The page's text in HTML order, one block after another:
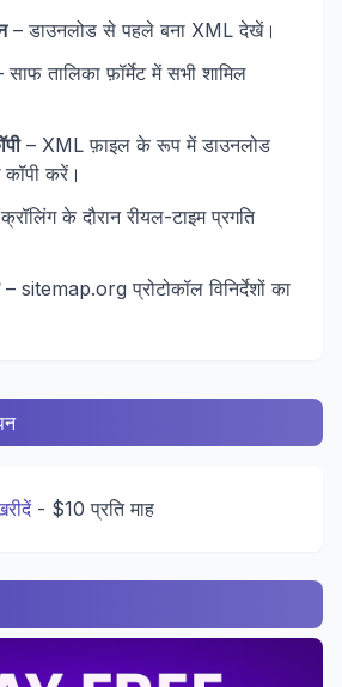
– डाउनलोड से पहले बना XML देखें।
तालिका फ़ॉर्मेट में सभी शामिल
– XML फ़ाइल के रूप में डाउनलोड
करें।
के दौरान रीयल-टाइम प्रगति
– sitemap.org प्रोटोकॉल विनिर्देशों का
- $10 प्रति माह